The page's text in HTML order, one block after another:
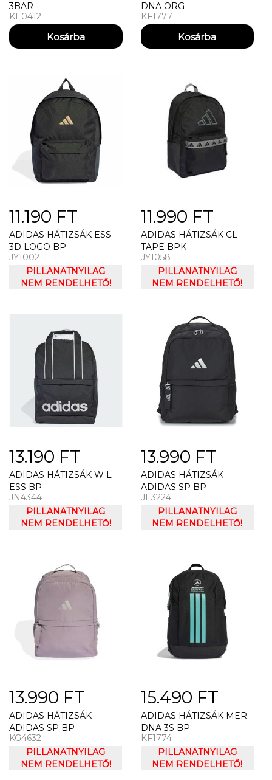
3BAR
KE0412
DNA ORG
KF1777
11.190 FT
ADIDAS HÁTIZSÁK ESS
3D LOGO BP
JY1002
PILLANATNYILAG
NEM RENDELHETŐ!
11.990 FT
ADIDAS HÁTIZSÁK CL
TAPE BPK
JY1058
PILLANATNYILAG
NEM RENDELHETŐ!
13.190 FT
ADIDAS HÁTIZSÁK W L
ESS BP
JN4344
PILLANATNYILAG
NEM RENDELHETŐ!
13.990 FT
ADIDAS HÁTIZSÁK
ADIDAS SP BP
JE3224
PILLANATNYILAG
NEM RENDELHETŐ!
13.990 FT
ADIDAS HÁTIZSÁK
ADIDAS SP BP
KG4632
PILLANATNYILAG
NEM RENDELHETŐ!
15.490 FT
ADIDAS HÁTIZSÁK MER
DNA 3S BP
KF1774
PILLANATNYILAG
NEM RENDELHETŐ!